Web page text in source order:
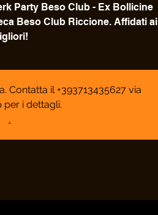
Party Beso Club - Ex Bollicine
Beso Club Riccione. Affidati ai
Contatta il +393713435627 via
per i dettagli.
.